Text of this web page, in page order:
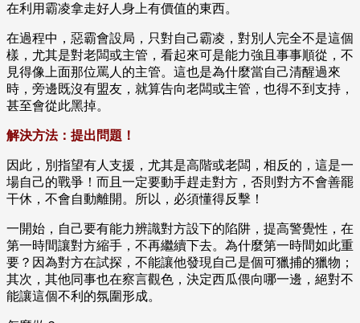
在利用霸凌拿走好人身上有價值的東西。
在過程中，惡霸會設局，只對自己霸凌，對別人完全不是這個
樣，尤其是對老闆或主管，看起來可是能力強且事事順從，不
見得像上面那位罵人的主管。這也是為什麼當自己清醒過來
時，旁邊既沒有盟友，就算告向老闆或主管，也得不到支持，
甚至會從此黑掉。
解決方法：提出問題！
因此，別指望有人支援，尤其是高階或老闆，相反的，這是一
場自己的戰爭！而且一定要動手趕走對方，否則對方不會善罷
干休，不會自動離開。所以，必須懂得反擊！
一開始，自己要有能力辨識對方設下的陷阱，提高警覺性，在
第一時間讓對方縮手，不再繼續下去。為什麼第一時間如此重
要？因為對方在試探，不能讓他發現自己是個可獵捕的獵物；
其次，其他同事也在察言觀色，決定西瓜偎向哪一邊，絕對不
能讓這個不利的氛圍形成。